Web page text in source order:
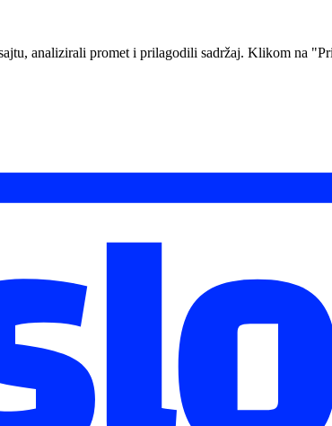
analizirali promet i prilagodili sadržaj. Klikom na